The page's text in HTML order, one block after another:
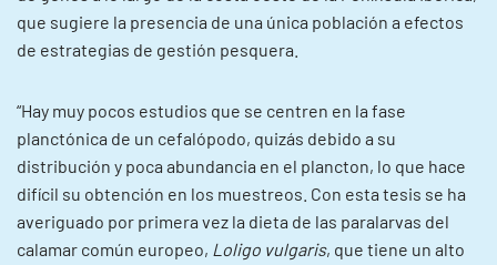
que sugiere la presencia de una única población a efectos
de estrategias de gestión pesquera.
“Hay muy pocos estudios que se centren en la fase
planctónica de un cefalópodo, quizás debido a su
distribución y poca abundancia en el plancton, lo que hace
difícil su obtención en los muestreos. Con esta tesis se ha
averiguado por primera vez la dieta de las paralarvas del
calamar común europeo, Loligo vulgaris, que tiene un alto